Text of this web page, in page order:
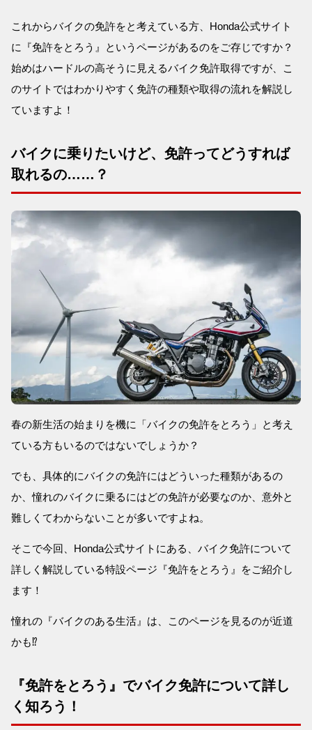
これからバイクの免許をと考えている方、Honda公式サイト
に『免許をとろう』というページがあるのをご存じですか？
始めはハードルの高そうに見えるバイク免許取得ですが、こ
のサイトではわかりやすく免許の種類や取得の流れを解説し
ていますよ！
バイクに乗りたいけど、免許ってどうすれば
取れるの……？
春の新生活の始まりを機に「バイクの免許をとろう」と考え
ている方もいるのではないでしょうか？
でも、具体的にバイクの免許にはどういった種類があるの
か、憧れのバイクに乗るにはどの免許が必要なのか、意外と
難しくてわからないことが多いですよね。
そこで今回、Honda公式サイトにある、バイク免許について
詳しく解説している特設ページ『免許をとろう』をご紹介し
ます！
憧れの『バイクのある生活』は、このページを見るのが近道
かも⁉
『免許をとろう』でバイク免許について詳し
く知ろう！